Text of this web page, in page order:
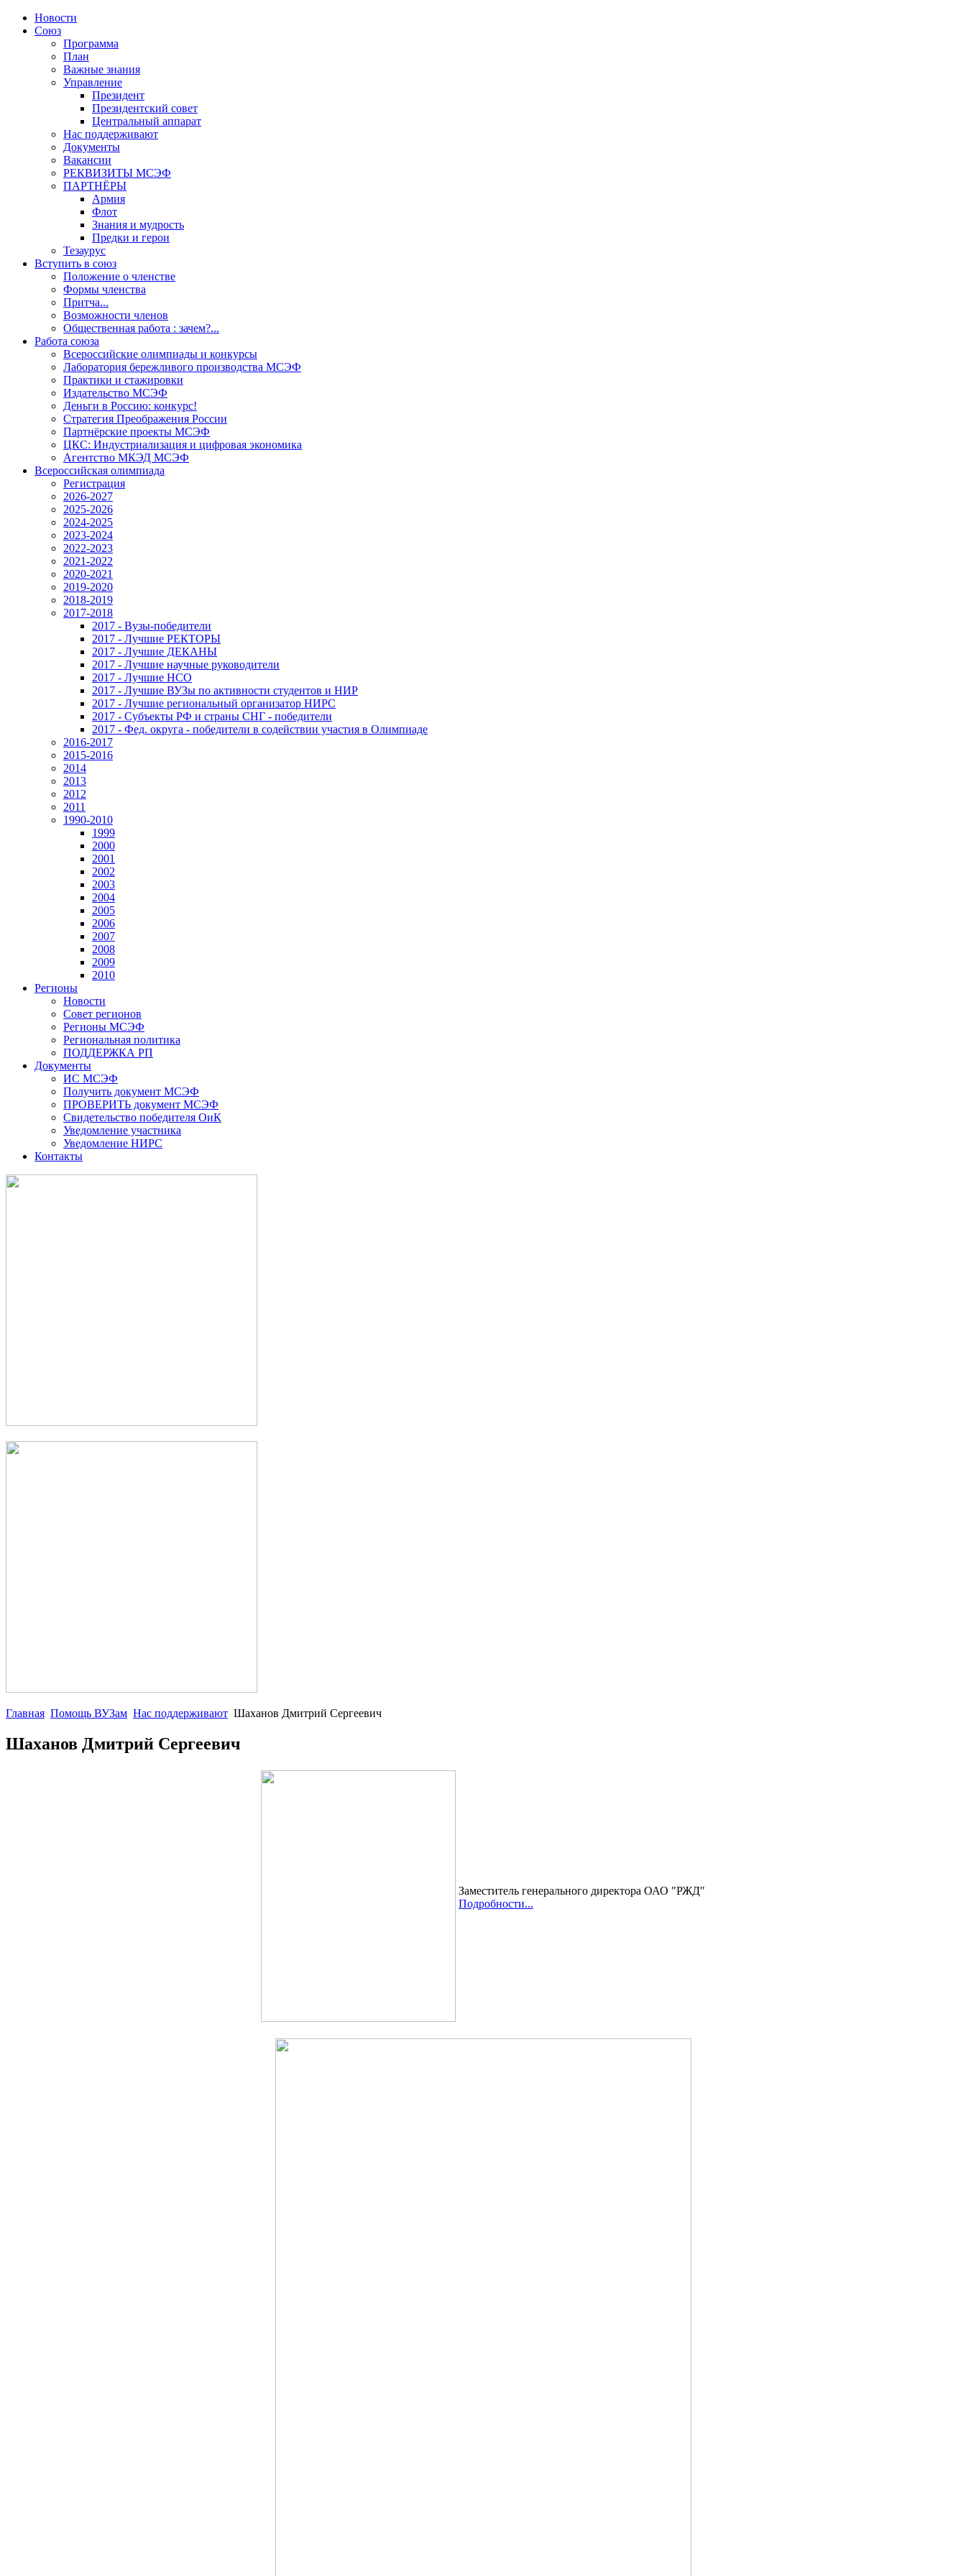
Новости
Союз
Программа
План
Важные знания
Управление
Президент
Президентский совет
Центральный аппарат
Нас поддерживают
Документы
Вакансии
РЕКВИЗИТЫ МСЭФ
ПАРТНЁРЫ
Армия
Флот
Знания и мудрость
Предки и герои
Тезаурус
Вступить в союз
Положение о членстве
Формы членства
Притча...
Возможности членов
Общественная работа : зачем?...
Работа союза
Всероссийские олимпиады и конкурсы
Лаборатория бережливого производства МСЭФ
Практики и стажировки
Издательство МСЭФ
Деньги в Россию: конкурс!
Стратегия Преображения России
Партнёрские проекты МСЭФ
ЦКС: Индустриализация и цифровая экономика
Агентство МКЭД МСЭФ
Всероссийская олимпиада
Регистрация
2026-2027
2025-2026
2024-2025
2023-2024
2022-2023
2021-2022
2020-2021
2019-2020
2018-2019
2017-2018
2017 - Вузы-победители
2017 - Лучшие РЕКТОРЫ
2017 - Лучшие ДЕКАНЫ
2017 - Лучшие научные руководители
2017 - Лучшие НСО
2017 - Лучшие ВУЗы по активности студентов и НИР
2017 - Лучшие региональный организатор НИРС
2017 - Субъекты РФ и страны СНГ - победители
2017 - Фед. округа - победители в содействии участия в Олимпиаде
2016-2017
2015-2016
2014
2013
2012
2011
1990-2010
1999
2000
2001
2002
2003
2004
2005
2006
2007
2008
2009
2010
Регионы
Новости
Совет регионов
Регионы МСЭФ
Региональная политика
ПОДДЕРЖКА РП
Документы
ИС МСЭФ
Получить документ МСЭФ
ПРОВЕРИТЬ документ МСЭФ
Свидетельство победителя ОиК
Уведомление участника
Уведомление НИРС
Контакты
Главная Помощь ВУЗам Нас поддерживают Шаханов Дмитрий Сергеевич
Шаханов Дмитрий Сергеевич
Заместитель генерального директора ОАО "РЖД"
Подробности...